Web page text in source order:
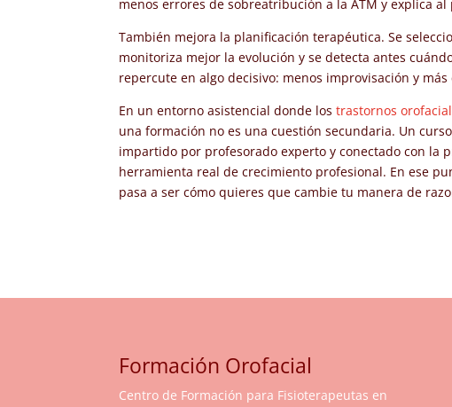
menos errores de sobreatribución a la ATM y explica
También mejora la planificación terapéutica. Se
monitoriza mejor la evolución y se detecta antes
repercute en algo decisivo: menos improvisación y
En un entorno asistencial donde lostrastornos
una formación no es una cuestión secundaria. Un
impartido por profesorado experto y conectado con
herramienta real de crecimiento profesional. En ese
pasa a ser cómo quieres que cambie tu manera de
Formación Orofacial
Centro de Formación para Fisioterapeutas en